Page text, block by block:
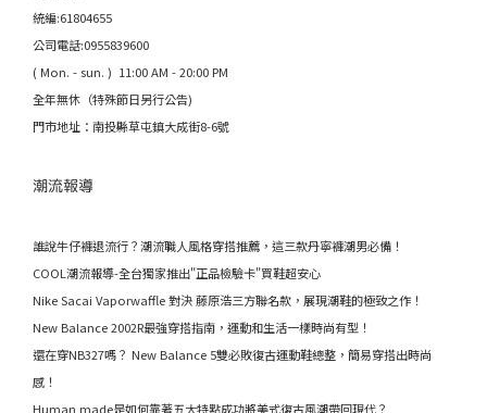
統編:61804655
公司電話:0955839600
( Mon. - sun. ) 11:00 AM - 20:00 PM
全年無休（特殊節日另行公告)
門市地址：南投縣草屯鎮大成街8-6號
潮流報導
誰說牛仔褲退流行？潮流職人風格穿搭推薦，這三款丹寧褲潮男必備！
COOL潮流報導-全台獨家推出"正品檢驗卡"買鞋超安心
Nike Sacai Vaporwaffle 對決 藤原浩三方聯名款，展現潮鞋的極致之作！
New Balance 2002R最強穿搭指南，運動和生活一樣時尚有型！
還在穿NB327嗎？ New Balance 5雙必敗復古運動鞋總整，簡易穿搭出時尚
感！
Human made是如何靠著五大特點成功將美式復古風潮帶回現代？